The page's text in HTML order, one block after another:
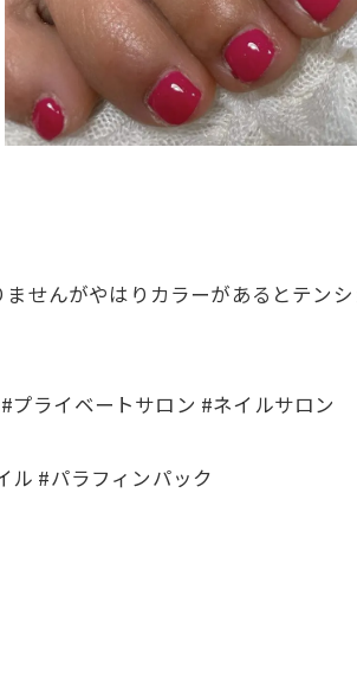
せんがやはりカラーがあるとテン
ライベートサロン #ネイルサロン
ル #パラフィンパック